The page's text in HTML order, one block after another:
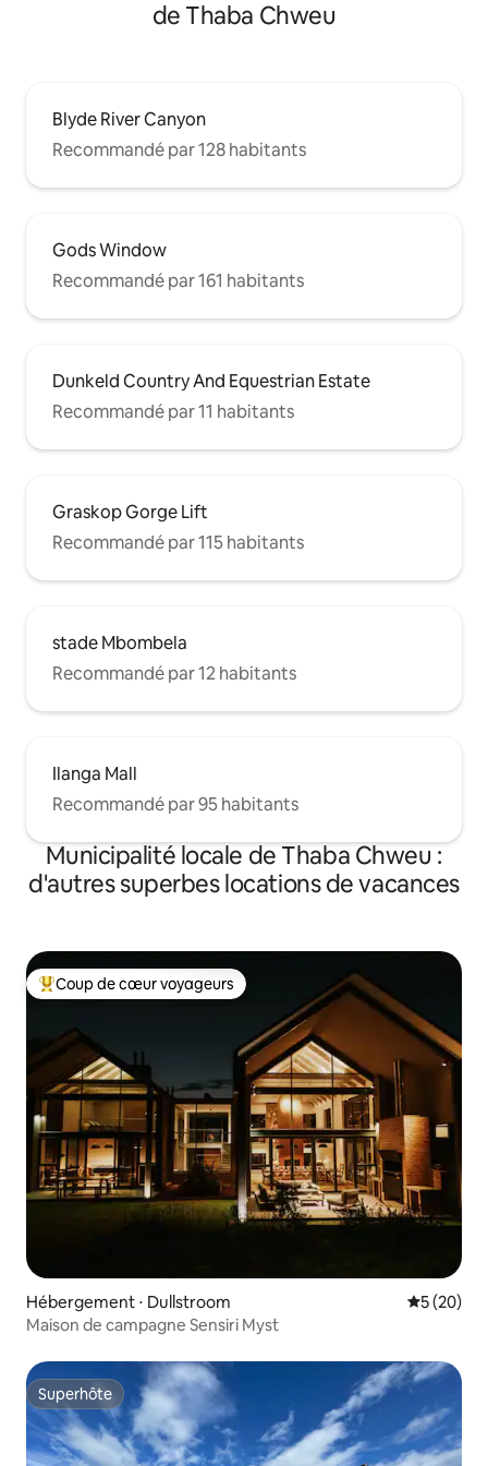
de Thaba Chweu
Blyde River Canyon
Recommandé par 128 habitants
Gods Window
Recommandé par 161 habitants
Dunkeld Country And Equestrian Estate
Recommandé par 11 habitants
Graskop Gorge Lift
Recommandé par 115 habitants
stade Mbombela
Recommandé par 12 habitants
Ilanga Mall
Recommandé par 95 habitants
Municipalité locale de Thaba Chweu :
d'autres superbes locations de vacances
Coups de cœur voyageurs les plus appréciés
Coup de cœur voyageurs
Hébergement ⋅ Dullstroom
5 (20)
Maison de campagne Sensiri Myst
Superhôte
Superhôte